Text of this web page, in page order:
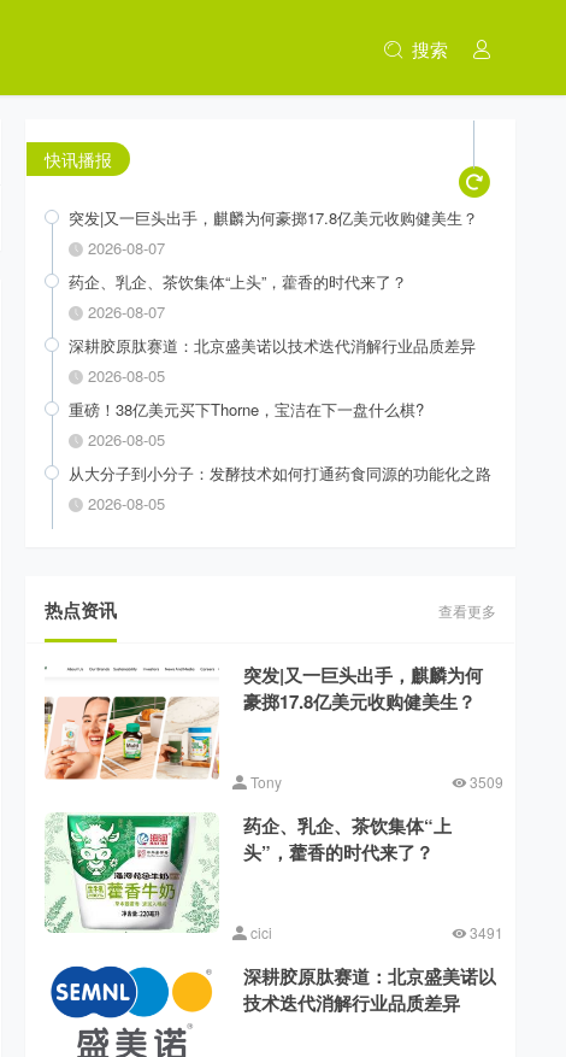
搜索
快讯播报
突发|又一巨头出手，麒麟为何豪掷17.8亿美元收购健美生？
2026-08-07
药企、乳企、茶饮集体“上头”，藿香的时代来了？
2026-08-07
深耕胶原肽赛道：北京盛美诺以技术迭代消解行业品质差异
2026-08-05
重磅！38亿美元买下Thorne，宝洁在下一盘什么棋?
2026-08-05
从大分子到小分子：发酵技术如何打通药食同源的功能化之路
2026-08-05
热点资讯 查看更多
突发|又一巨头出手，麒麟为何
豪掷17.8亿美元收购健美生？
Tony 3509
药企、乳企、茶饮集体“上
头”，藿香的时代来了？
cici 3491
深耕胶原肽赛道：北京盛美诺以
技术迭代消解行业品质差异